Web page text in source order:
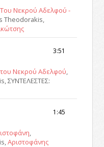
Νεκρού Αδελφού -
Theodorakis,
3:51
Νεκρού Αδελφού,
ΣΥΝΤΕΛΕΣΤΕΣ:
1:45
Αριστοφάνης